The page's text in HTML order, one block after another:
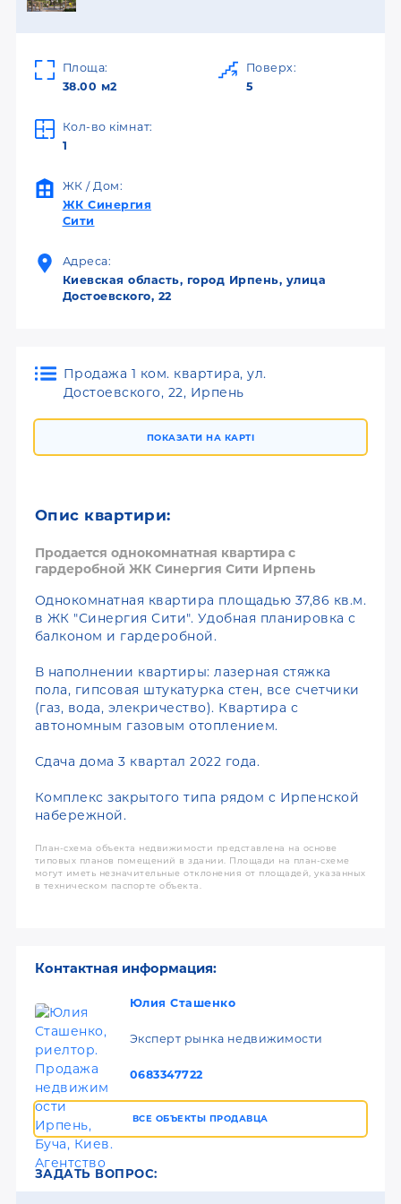
Площа:
38.00 м2
Поверх:
5
Кол-во кімнат:
1
ЖК / Дом:
ЖК Синергия
Сити
Адреса:
Киевская область, город Ирпень, улица
Достоевского, 22
Продажа 1 ком. квартира, ул.
Достоевского, 22, Ирпень
ПОКАЗАТИ НА КАРТІ
Опис квартири:
Продается однокомнатная квартира с
гардеробной ЖК Синергия Сити Ирпень
Однокомнатная квартира площадью 37,86 кв.м.
в ЖК "Синергия Сити". Удобная планировка с
балконом и гардеробной.
В наполнении квартиры: лазерная стяжка
пола, гипсовая штукатурка стен, все счетчики
(газ, вода, элекричество). Квартира с
автономным газовым отоплением.
Сдача дома 3 квартал 2022 года.
Комплекс закрытого типа рядом с Ирпенской
набережной.
План-схема объекта недвижимости представлена на основе
типовых планов помещений в здании. Площади на план-схеме
могут иметь незначительные отклонения от площадей, указанных
в техническом паспорте объекта.
Контактная информация:
Юлия Сташенко
Эксперт рынка недвижимости
0683347722
ВСЕ ОБЪЕКТЫ ПРОДАВЦА
ЗАДАТЬ ВОПРОС: